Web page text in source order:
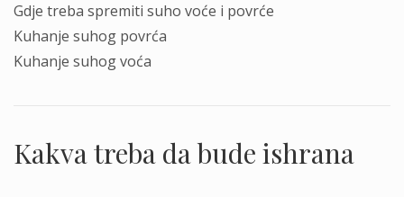
Gdje treba spremiti suho voće i povrće
Kuhanje suhog povrća
Kuhanje suhog voća
Kakva treba da bude ishrana